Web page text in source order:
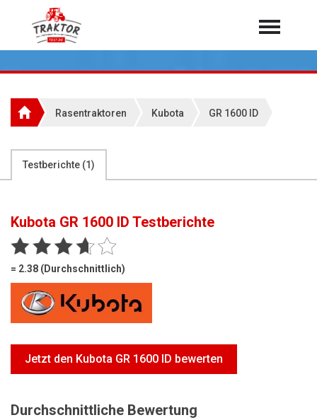
Home
Rundballenpressen
Teleskoplader
Rasentraktoren
Motorsägen
Hoflader
Freischneider
Jetzt Bewerten
Über 7.000 Testberichte
Rasentraktoren Kubota GR 1600 ID
Testberichte (1)
Kubota GR 1600 ID Testberichte
= 2.38 (Durchschnittlich)
Jetzt den Kubota GR 1600 ID bewerten
Durchschnittliche Bewertung